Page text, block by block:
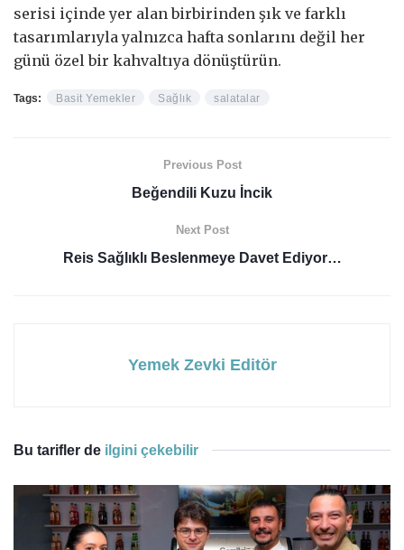
serisi içinde yer alan birbirinden şık ve farklı
tasarımlarıyla yalnızca hafta sonlarını değil her
günü özel bir kahvaltıya dönüştürün.
Tags: Basit Yemekler Sağlık salatalar
Previous Post
Beğendili Kuzu İncik
Next Post
Reis Sağlıklı Beslenmeye Davet Ediyor…
Yemek Zevki Editör
Bu tarifler de ilgini çekebilir